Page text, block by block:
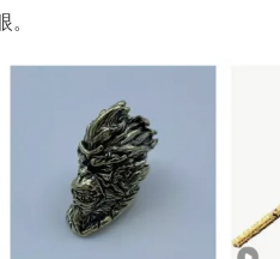
。